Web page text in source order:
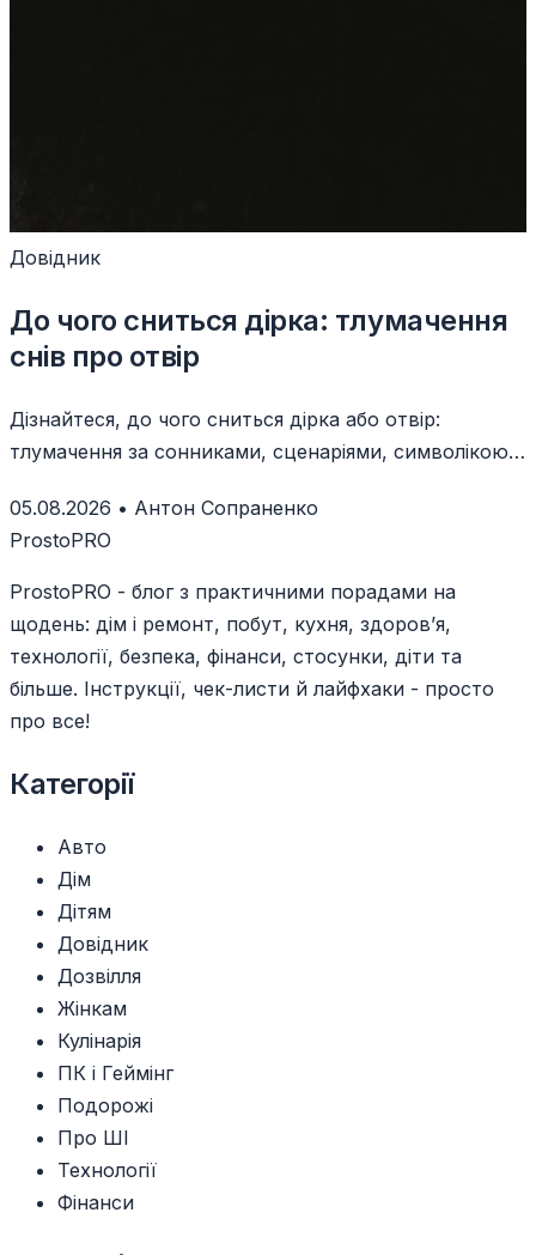
Довідник
До чого сниться дірка: тлумачення
снів про отвір
Дізнайтеся, до чого сниться дірка або отвір:
тлумачення за сонниками, сценаріями, символікою
05.08.2026 • Антон Сопраненко
ProstoPRO
ProstoPRO - блог з практичними порадами на
щодень: дім і ремонт, побут, кухня, здоров’я,
технології, безпека, фінанси, стосунки, діти та
більше. Інструкції, чек-листи й лайфхаки - просто
про все!
Категорії
Авто
Дім
Дітям
Довідник
Дозвілля
Жінкам
Кулінарія
ПК і Геймінг
Подорожі
Про ШІ
Технології
Фінанси